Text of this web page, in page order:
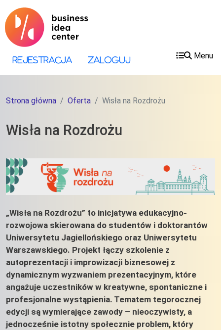
Menu konta użytkownika
Rejestracja Zaloguj Menu
Strona główna Oferta Wisła na Rozdrożu
Wisła na Rozdrożu
„Wisła na Rozdrożu” to inicjatywa edukacyjno-
rozwojowa skierowana do studentów i doktorantów
Uniwersytetu Jagiellońskiego oraz Uniwersytetu
Warszawskiego. Projekt łączy szkolenie z
autoprezentacji i improwizacji biznesowej z
dynamicznym wyzwaniem prezentacyjnym, które
angażuje uczestników w kreatywne, spontaniczne i
profesjonalne wystąpienia. Tematem tegorocznej
edycji są wymierające zawody – nieoczywisty, a
jednocześnie istotny społecznie problem, który